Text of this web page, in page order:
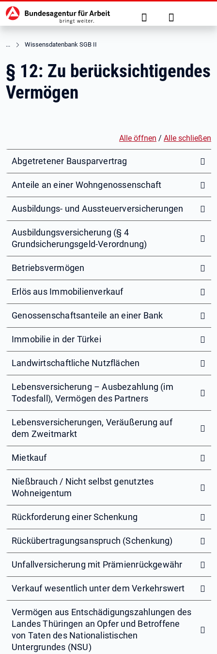
zu den Hauptinhalten springen
Hauptnavigation Suche Anmelden
Wissensdatenbank SGB II
§ 12: Zu berücksichtigendes
Vermögen
Alle öffnen / Alle schließen
Abgetretener Bausparvertrag
Anteile an einer Wohngenossenschaft
Ausbildungs- und Aussteuerversicherungen
Ausbildungsversicherung (§ 4
Grundsicherungsgeld-Verordnung)
Betriebsvermögen
Erlös aus Immobilienverkauf
Genossenschaftsanteile an einer Bank
Immobilie in der Türkei
Landwirtschaftliche Nutzflächen
Lebensversicherung – Ausbezahlung (im
Todesfall), Vermögen des Partners
Lebensversicherungen, Veräußerung auf
dem Zweitmarkt
Mietkauf
Nießbrauch / Nicht selbst genutztes
Wohneigentum
Rückforderung einer Schenkung
Rückübertragungsanspruch (Schenkung)
Unfallversicherung mit Prämienrückgewähr
Verkauf wesentlich unter dem Verkehrswert
Vermögen aus Entschädigungszahlungen des
Landes Thüringen an Opfer und Betroffene
von Taten des Nationalistischen
Untergrundes (NSU)